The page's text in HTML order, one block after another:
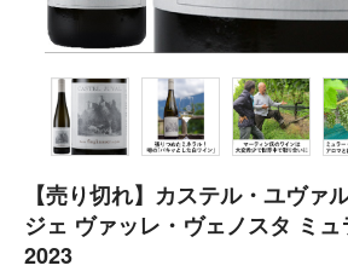
【売り切れ】カステル・ユヴァ
ジェ ヴァッレ・ヴェノスタ ミ
2023